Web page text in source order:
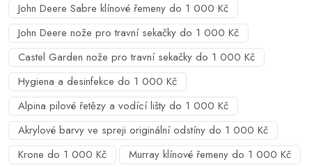
John Deere Sabre klínové řemeny do 1 000 Kč
John Deere nože pro travní sekačky do 1 000 Kč
Castel Garden nože pro travní sekačky do 1 000 Kč
Hygiena a desinfekce do 1 000 Kč
Alpina pilové řetězy a vodící lišty do 1 000 Kč
Akrylové barvy ve spreji originální odstíny do 1 000 Kč
Krone do 1 000 Kč
Murray klínové řemeny do 1 000 Kč